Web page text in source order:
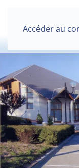
Accéder au
Site